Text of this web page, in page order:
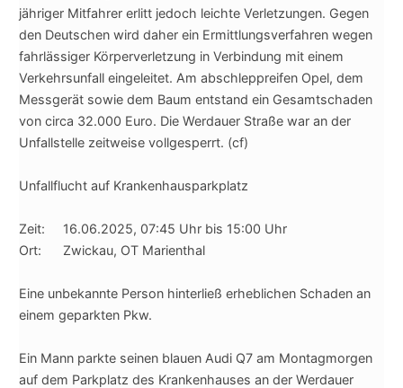
jähriger Mitfahrer erlitt jedoch leichte Verletzungen. Gegen
den Deutschen wird daher ein Ermittlungsverfahren wegen
fahrlässiger Körperverletzung in Verbindung mit einem
Verkehrsunfall eingeleitet. Am abschleppreifen Opel, dem
Messgerät sowie dem Baum entstand ein Gesamtschaden
von circa 32.000 Euro. Die Werdauer Straße war an der
Unfallstelle zeitweise vollgesperrt. (cf)
Unfallflucht auf Krankenhausparkplatz
Zeit: 16.06.2025, 07:45 Uhr bis 15:00 Uhr
Ort: Zwickau, OT Marienthal
Eine unbekannte Person hinterließ erheblichen Schaden an
einem geparkten Pkw.
Ein Mann parkte seinen blauen Audi Q7 am Montagmorgen
auf dem Parkplatz des Krankenhauses an der Werdauer